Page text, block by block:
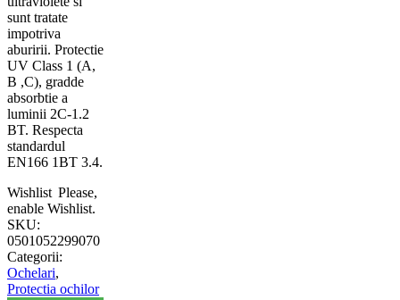
sunt tratate
impotriva
aburirii. Protectie
UV Class 1 (A,
B ,C), gradde
absorbtie a
luminii 2C-1.2
BT. Respecta
standardul
EN166 1BT 3.4.
Wishlist Please,
enable Wishlist.
SKU:
0501052299070
Categorii:
Ochelari,
Protectia ochilor